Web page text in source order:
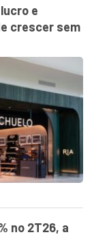
e
crescer sem
no 2T26, a